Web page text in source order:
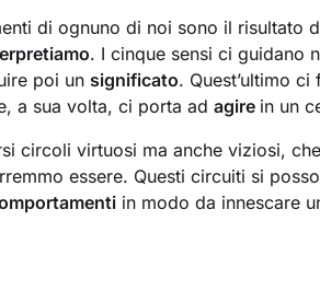
di ognuno di noi sono il risultato
. I cinque sensi ci guidano
poi un significato. Quest’ultimo
a sua volta, ci porta ad agire in un
circoli virtuosi ma anche viziosi,
essere. Questi circuiti si
in modo da innescare
a indagare quali siano gli elementi